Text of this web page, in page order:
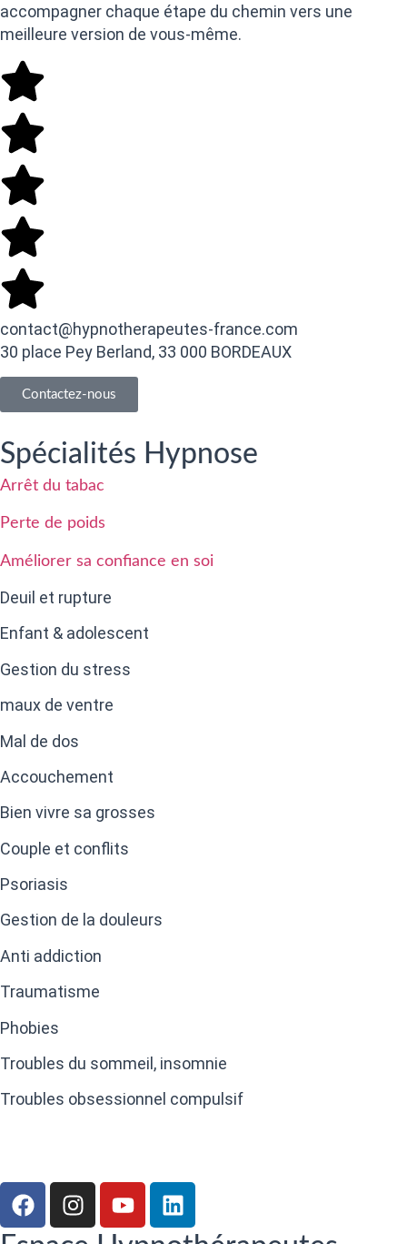
accompagner chaque étape du chemin vers une
meilleure version de vous-même.
contact@hypnotherapeutes-france.com
30 place Pey Berland, 33 000 BORDEAUX
Contactez-nous
Spécialités Hypnose
Arrêt du tabac
Perte de poids
Améliorer sa confiance en soi
Deuil et rupture
Enfant & adolescent
Gestion du stress
maux de ventre
Mal de dos
Accouchement
Bien vivre sa grosses
Couple et conflits
Psoriasis
Gestion de la douleurs
Anti addiction
Traumatisme
Phobies
Troubles du sommeil, insomnie
Troubles obsessionnel compulsif